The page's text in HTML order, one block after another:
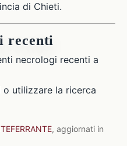
di Chieti.
recenti
necrologi recenti a
o utilizzare la ricerca
, aggiornati in